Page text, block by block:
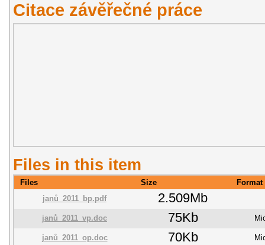
Citace závěřečné práce
Files in this item
Files Size
Format
janů_2011_bp.pdf
2.509Mb
janů_2011_vp.doc 75Kb
janů_2011_op.doc 70Kb